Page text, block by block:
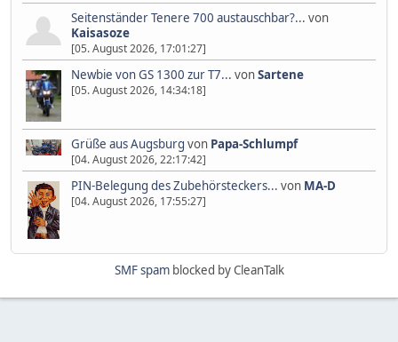
Seitenständer Tenere 700 austauschbar?... von
Kaisasoze
[05. August 2026, 17:01:27]
Newbie von GS 1300 zur T7... vonSartene
[05. August 2026, 14:34:18]
Grüße aus Augsburg von Papa-Schlumpf
[04. August 2026, 22:17:42]
PIN-Belegung des Zubehörsteckers... von MA-D
[04. August 2026, 17:55:27]
SMF spamblocked by CleanTalk